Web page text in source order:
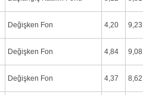
Değişken Fon 4,20 9,23
Değişken Fon 4,84 9,08
Değişken Fon 4,37 8,62